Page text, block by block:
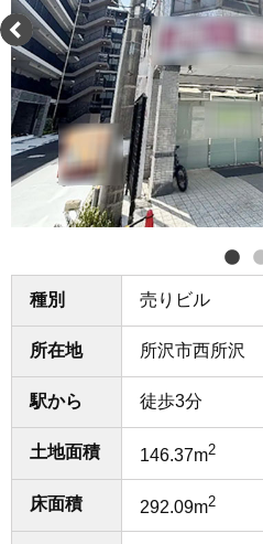
種別 売りビル
所在地 所沢市西所沢
駅から 徒歩3分
土地面積 146.37m2
床面積 292.09m2